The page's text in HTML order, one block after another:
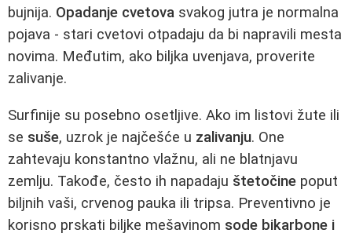
bujnija. Opadanje cvetova svakog jutra je normalna
pojava - stari cvetovi otpadaju da bi napravili mesta
novima. Međutim, ako biljka uvenjava, proverite
zalivanje.
Surfinije su posebno osetljive. Ako im listovi žute ili
se suše, uzrok je najčešće u zalivanju. One
zahtevaju konstantno vlažnu, ali ne blatnjavu
zemlju. Takođe, često ih napadaju štetočine poput
biljnih vaši, crvenog pauka ili tripsa. Preventivno je
korisno prskati biljke mešavinom sode bikarbone i